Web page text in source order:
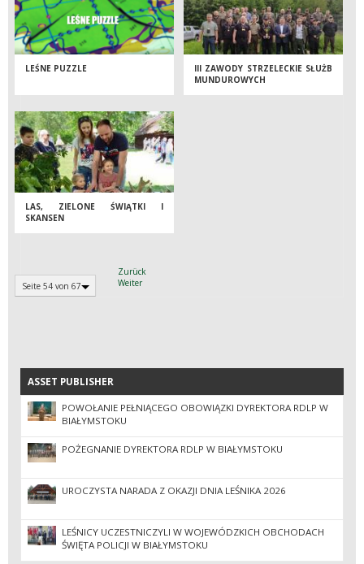
LEŚNE PUZZLE
III ZAWODY STRZELECKIE SŁUŻB
MUNDUROWYCH
LAS, ZIELONE ŚWIĄTKI I
SKANSEN
Seite 54 von 67
Zurück
Weiter
ASSET PUBLISHER
ASSET PUBLISHER
POWOŁANIE PEŁNIĄCEGO OBOWIĄZKI DYREKTORA RDLP W
BIAŁYMSTOKU
POŻEGNANIE DYREKTORA RDLP W BIAŁYMSTOKU
UROCZYSTA NARADA Z OKAZJI DNIA LEŚNIKA 2026
LEŚNICY UCZESTNICZYLI W WOJEWÓDZKICH OBCHODACH
ŚWIĘTA POLICJI W BIAŁYMSTOKU